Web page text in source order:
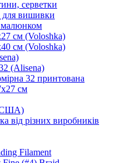
серветки
для вишивки
см (Voloshka)
см (Voloshka)
(Alisena)
32 принтована
см
від різних виробників
Filament